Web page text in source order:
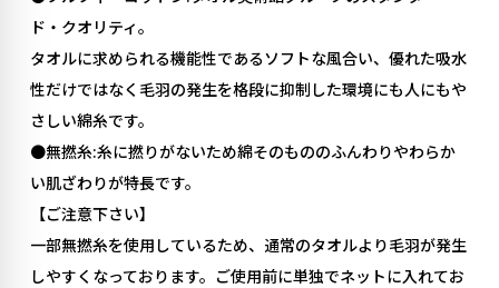
ド・クオリティ。
タオルに求められる機能性であるソフトな風合い、優れた吸水
性だけではなく毛羽の発生を格段に抑制した環境にも人にもや
さしい綿糸です。
●無撚糸:糸に撚りがないため綿そのもののふんわりやわらか
い肌ざわりが特長です。
【ご注意下さい】
一部無撚糸を使用しているため、通常のタオルより毛羽が発生
しやすくなっております。ご使用前に単独でネットに入れてお